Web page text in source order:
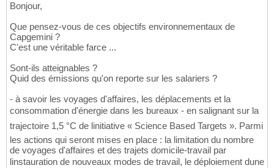
Bonjour,
Que pensez-vous de ces objectifs environnementaux de
Capgemini ?
C'est une véritable farce ...
Sont-ils atteignables ?
Quid des émissions qu'on reporte sur les salariers ?
- à savoir les voyages d'affaires, les déplacements et la
consommation d'énergie dans les bureaux - en salignant sur la
trajectoire 1,5 °C de linitiative « Science Based Targets ». Parmi
les actions qui seront mises en place : la limitation du nombre
de voyages d'affaires et des trajets domicile-travail par
linstauration de nouveaux modes de travail, le déploiement dune